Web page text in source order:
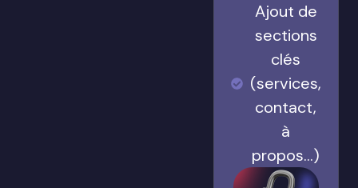
Ajout de
sections
clés
(services,
contact,
à
propos…)